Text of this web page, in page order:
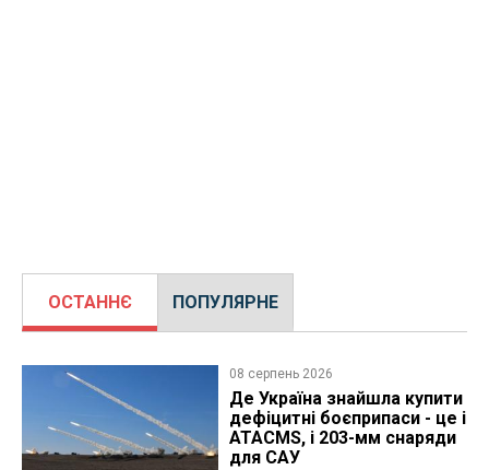
ОСТАННЄ ПОПУЛЯРНЕ
08 серпень 2026
Де Україна знайшла купити
дефіцитні боєприпаси - це і
ATACMS, і 203-мм снаряди
для САУ